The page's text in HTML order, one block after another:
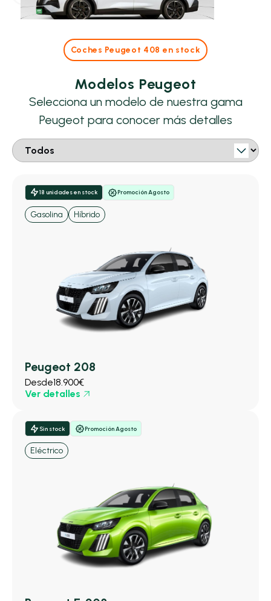
Coches Peugeot 408 en stock
Modelos Peugeot
Selecciona un modelo de nuestra gama
Peugeot para conocer más detalles
18 unidades en stock Promoción Agosto
Gasolina Híbrido
Peugeot 208
Desde18.900€
Ver detalles
Sin stock Promoción Agosto
Eléctrico